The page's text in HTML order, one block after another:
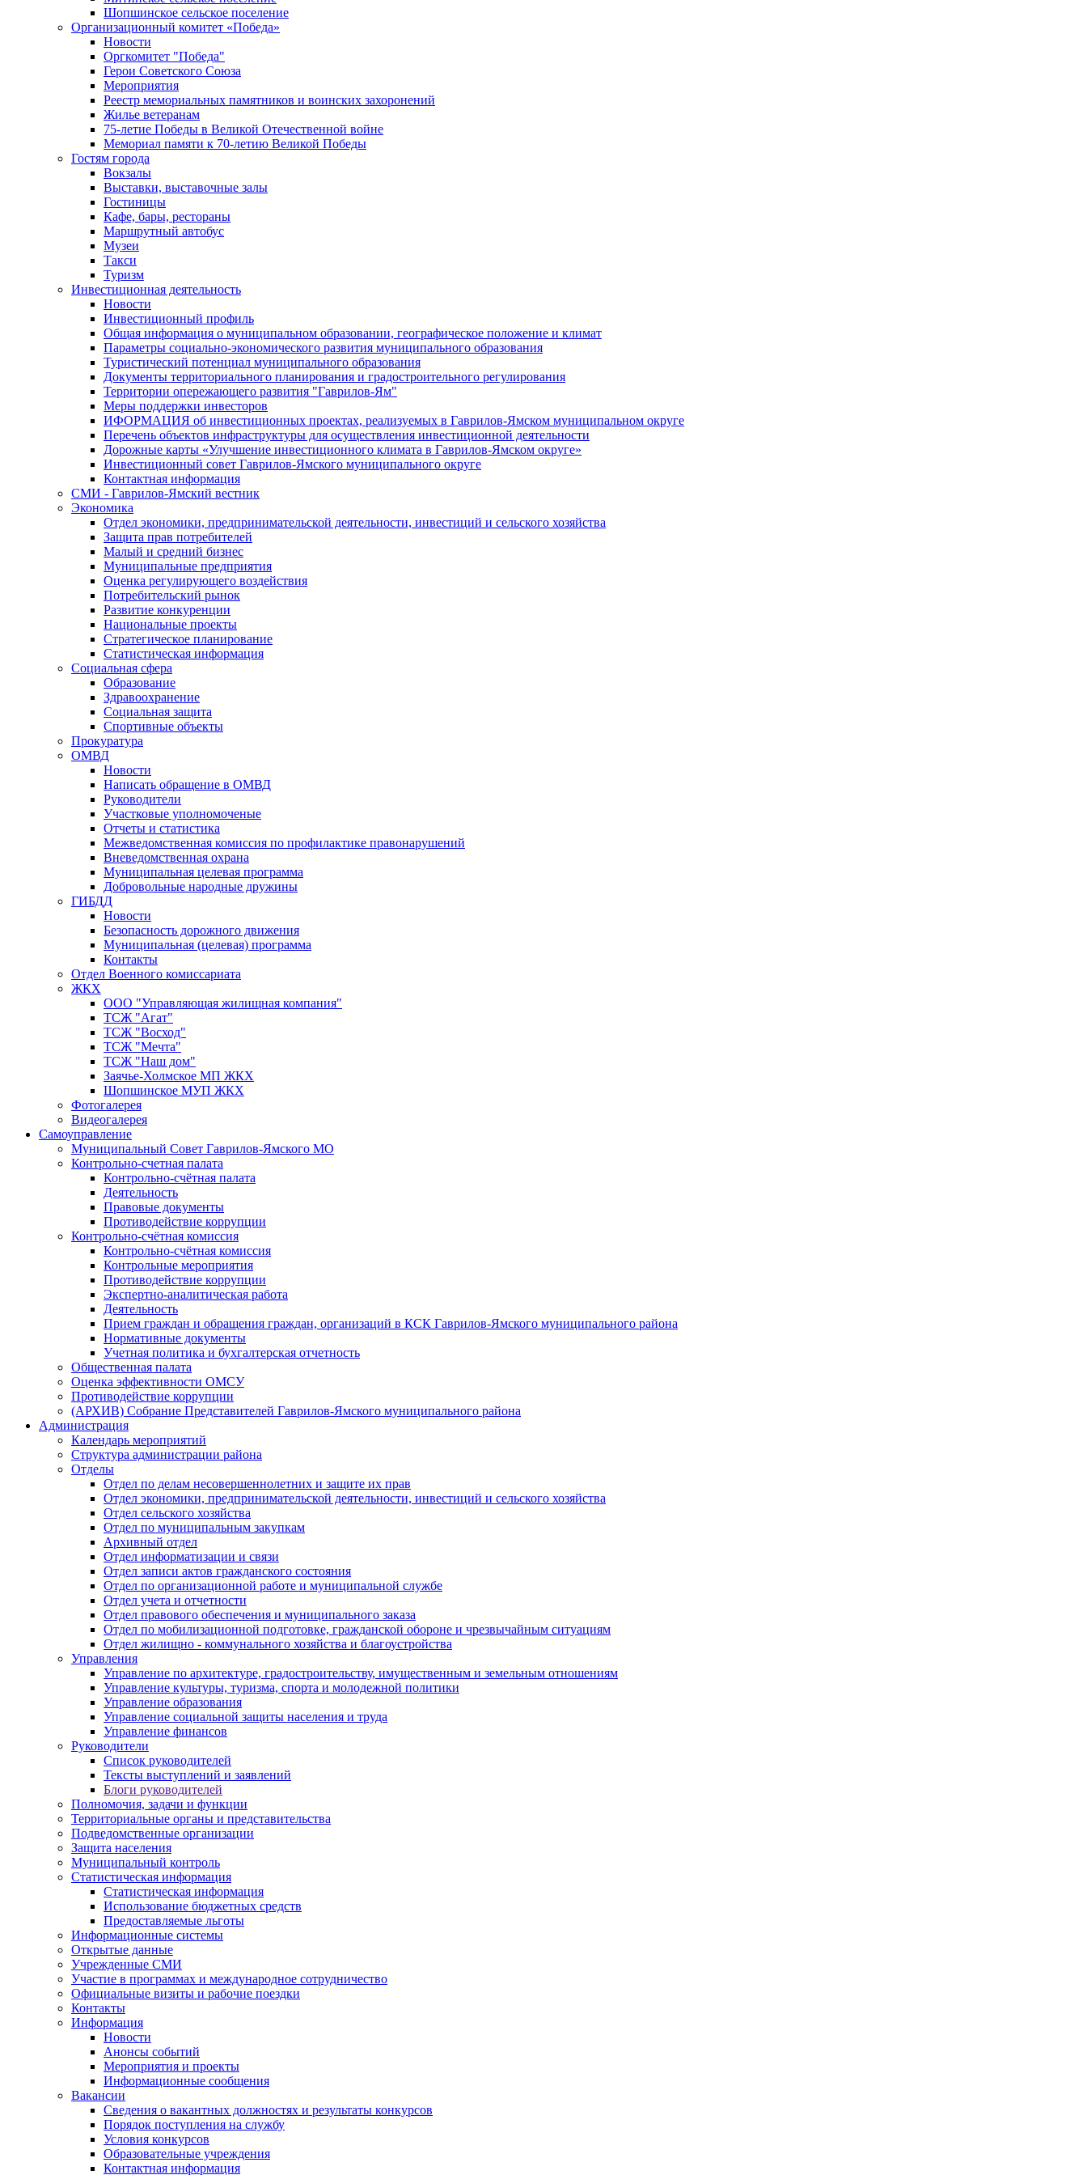
Шопшинское сельское поселение
Организационный комитет «Победа»
Новости
Оргкомитет "Победа"
Герои Советского Союза
Мероприятия
Реестр мемориальных памятников и воинских захоронений
Жилье ветеранам
75-летие Победы в Великой Отечественной войне
Мемориал памяти к 70-летию Великой Победы
Гостям города
Вокзалы
Выставки, выставочные залы
Гостиницы
Кафе, бары, рестораны
Маршрутный автобус
Музеи
Такси
Туризм
Инвестиционная деятельность
Новости
Инвестиционный профиль
Общая информация о муниципальном образовании, географическое положение и климат
Параметры социально-экономического развития муниципального образования
Туристический потенциал муниципального образования
Документы территориального планирования и градостроительного регулирования
Территории опережающего развития "Гаврилов-Ям"
Меры поддержки инвесторов
ИФОРМАЦИЯ об инвестиционных проектах, реализуемых в Гаврилов-Ямском муниципальном округе
Перечень объектов инфраструктуры для осуществления инвестиционной деятельности
Дорожные карты «Улучшение инвестиционного климата в Гаврилов-Ямском округе»
Инвестиционный совет Гаврилов-Ямского муниципального округе
Контактная информация
СМИ - Гаврилов-Ямский вестник
Экономика
Отдел экономики, предпринимательской деятельности, инвестиций и сельского хозяйства
Защита прав потребителей
Малый и средний бизнес
Муниципальные предприятия
Оценка регулирующего воздействия
Потребительский рынок
Развитие конкуренции
Национальные проекты
Стратегическое планирование
Статистическая информация
Социальная сфера
Образование
Здравоохранение
Социальная защита
Спортивные объекты
Прокуратура
ОМВД
Новости
Написать обращение в ОМВД
Руководители
Участковые уполномоченые
Отчеты и статистика
Межведомственная комиссия по профилактике правонарушений
Вневедомственная охрана
Муниципальная целевая программа
Добровольные народные дружины
ГИБДД
Новости
Безопасность дорожного движения
Муниципальная (целевая) программа
Контакты
Отдел Военного комиссариата
ЖКХ
ООО "Управляющая жилищная компания"
ТСЖ "Агат"
ТСЖ "Восход"
ТСЖ "Мечта"
ТСЖ "Наш дом"
Заячье-Холмское МП ЖКХ
Шопшинское МУП ЖКХ
Фотогалерея
Видеогалерея
Самоуправление
Муниципальный Совет Гаврилов-Ямского МО
Контрольно-счетная палата
Контрольно-счётная палата
Деятельность
Правовые документы
Противодействие коррупции
Контрольно-счётная комиссия
Контрольно-счётная комиссия
Контрольные мероприятия
Противодействие коррупции
Экспертно-аналитическая работа
Деятельность
Прием граждан и обращения граждан, организаций в КСК Гаврилов-Ямского муниципального района
Нормативные документы
Учетная политика и бухгалтерская отчетность
Общественная палата
Оценка эффективности ОМСУ
Противодействие коррупции
(АРХИВ) Собрание Представителей Гаврилов-Ямского муниципального района
Администрация
Календарь мероприятий
Структура администрации района
Отделы
Отдел по делам несовершеннолетних и защите их прав
Отдел экономики, предпринимательской деятельности, инвестиций и сельского хозяйства
Отдел сельского хозяйства
Отдел по муниципальным закупкам
Архивный отдел
Отдел информатизации и связи
Отдел записи актов гражданского состояния
Отдел по организационной работе и муниципальной службе
Отдел учета и отчетности
Отдел правового обеспечения и муниципального заказа
Отдел по мобилизационной подготовке, гражданской обороне и чрезвычайным ситуациям
Отдел жилищно - коммунального хозяйства и благоустройства
Управления
Управление по архитектуре, градостроительству, имущественным и земельным отношениям
Управление культуры, туризма, спорта и молодежной политики
Управление образования
Управление социальной защиты населения и труда
Управление финансов
Руководители
Список руководителей
Тексты выступлений и заявлений
Блоги руководителей
Полномочия, задачи и функции
Территориальные органы и представительства
Подведомственные организации
Защита населения
Муниципальный контроль
Статистическая информация
Статистическая информация
Использование бюджетных средств
Предоставляемые льготы
Информационные системы
Открытые данные
Учрежденные СМИ
Участие в программах и международное сотрудничество
Официальные визиты и рабочие поездки
Контакты
Информация
Новости
Анонсы событий
Мероприятия и проекты
Информационные сообщения
Вакансии
Сведения о вакантных должностях и результаты конкурсов
Порядок поступления на службу
Условия конкурсов
Образовательные учреждения
Контактная информация